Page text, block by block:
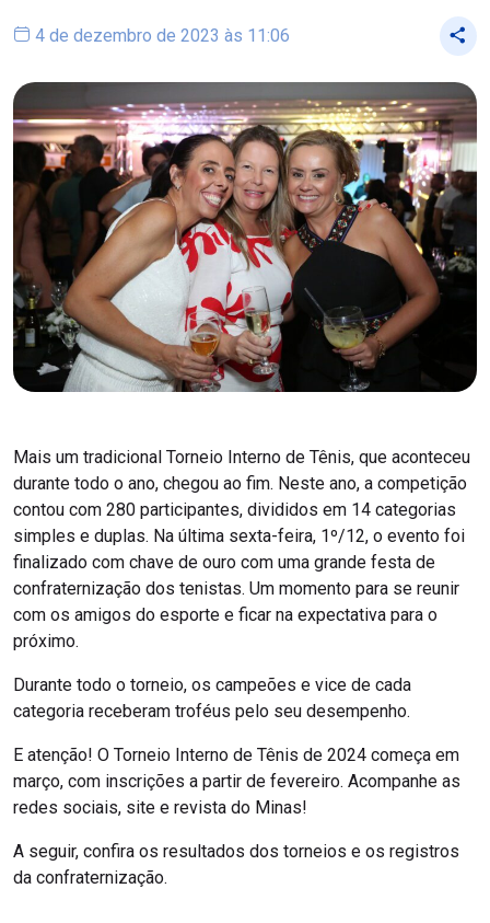
4 de dezembro de 2023 às 11:06
Mais um tradicional Torneio Interno de Tênis, que aconteceu
durante todo o ano, chegou ao fim. Neste ano, a competição
contou com 280 participantes, divididos em 14 categorias
simples e duplas. Na última sexta-feira, 1º/12, o evento foi
finalizado com chave de ouro com uma grande festa de
confraternização dos tenistas. Um momento para se reunir
com os amigos do esporte e ficar na expectativa para o
próximo.
Durante todo o torneio, os campeões e vice de cada
categoria receberam troféus pelo seu desempenho.
E atenção! O Torneio Interno de Tênis de 2024 começa em
março, com inscrições a partir de fevereiro. Acompanhe as
redes sociais, site e revista do Minas!
A seguir, confira os resultados dos torneios e os registros
da confraternização.